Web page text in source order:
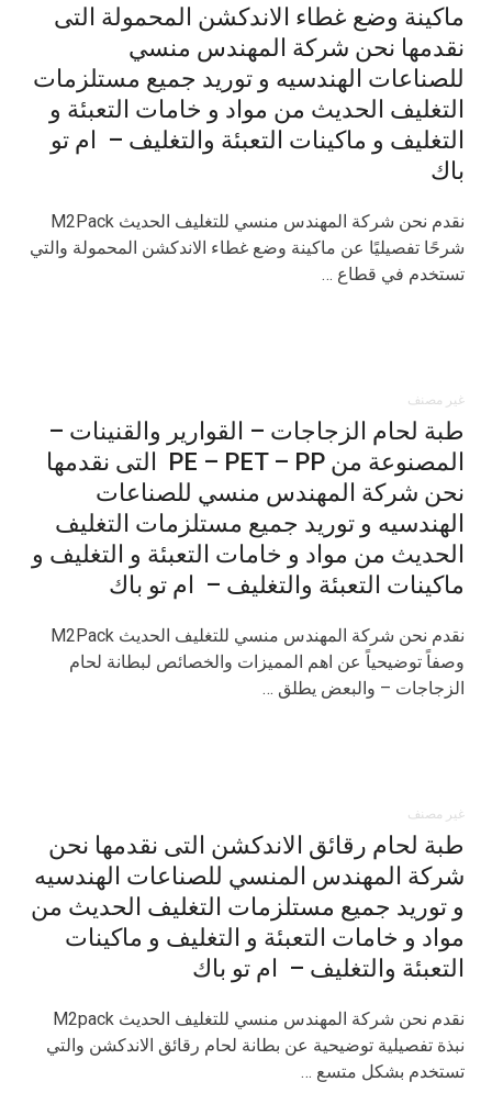
ماكينة وضع غطاء الاندكشن المحمولة التى
نقدمها نحن شركة المهندس منسي
للصناعات الهندسيه و توريد جميع مستلزمات
التغليف الحديث من مواد و خامات التعبئة و
التغليف و ماكينات التعبئة والتغليف – ام تو
باك
نقدم نحن شركة المهندس منسي للتغليف الحديث M2Pack
شرحًا تفصيليًا عن ماكينة وضع غطاء الاندكشن المحمولة والتي
تستخدم في قطاع …
غير مصنف
طبة لحام الزجاجات – القوارير والقنينات –
المصنوعة من PE – PET – PP التى نقدمها
نحن شركة المهندس منسي للصناعات
الهندسيه و توريد جميع مستلزمات التغليف
الحديث من مواد و خامات التعبئة و التغليف و
ماكينات التعبئة والتغليف – ام تو باك
نقدم نحن شركة المهندس منسي للتغليف الحديث M2Pack
وصفاً توضيحياً عن اهم المميزات والخصائص لبطانة لحام
الزجاجات – والبعض يطلق …
غير مصنف
طبة لحام رقائق الاندكشن التى نقدمها نحن
شركة المهندس المنسي للصناعات الهندسيه
و توريد جميع مستلزمات التغليف الحديث من
مواد و خامات التعبئة و التغليف و ماكينات
التعبئة والتغليف – ام تو باك
نقدم نحن شركة المهندس منسي للتغليف الحديث M2pack
نبذة تفصيلية توضيحية عن بطانة لحام رقائق الاندكشن والتي
تستخدم بشكل متسع …